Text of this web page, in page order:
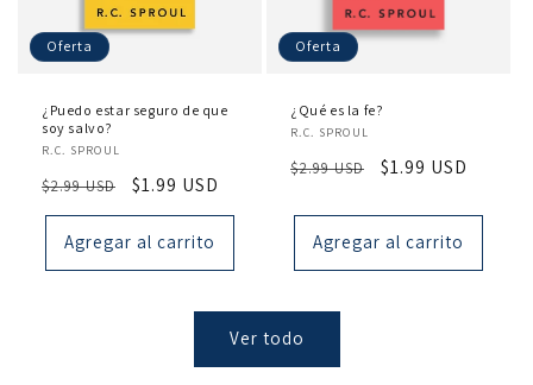
Oferta
¿Puedo estar seguro de que
soy salvo?
Proveedor:
R.C. SPROUL
Precio
habitual
$2.99 USD
Precio
de
oferta
$1.99 USD
Agregar al carrito
Oferta
¿Qué es la fe?
Proveedor:
R.C. SPROUL
Precio
$2.99 USD
Precio
oferta
$1.99 USD
Agregar al carrito
Ver todo